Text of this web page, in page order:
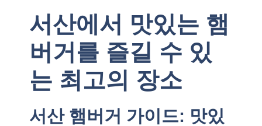
서산에서 맛있는 햄
버거를 즐길 수 있
는 최고의 장소
서산 햄버거 가이드: 맛있